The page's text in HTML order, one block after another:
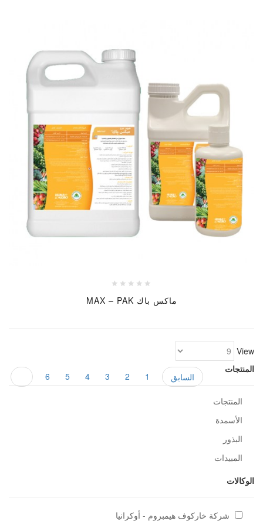
ماكس باك MAX – PAK
View
السابق 1
2
3
4
5
6
المنتجات
المنتجات
الأسمدة
البذور
المبيدات
الوكالات
شركة خاركوف هيمبروم - أوكرانيا